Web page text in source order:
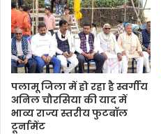
पलामू जिला में हो रहा है स्वर्गीय
अनिल चौरसिया की याद में
भाव्य राज्य स्तरीय फुटबॉल
टूर्नामेंट